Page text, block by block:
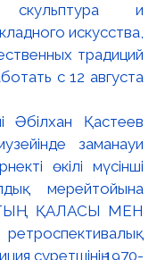
скульптура и
искусства,
традиций
с 12 августа